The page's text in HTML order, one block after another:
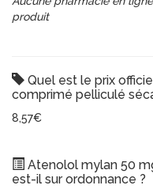
produit
Quel est le prix
comprimé pelliculé
8,57€
Atenolol mylan 50
est-il sur ordonnance ?